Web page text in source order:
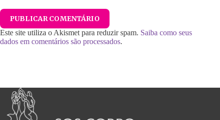
PUBLICAR COMENTÁRIO
Este site utiliza o Akismet para reduzir spam. Saiba como seus
dados em comentários são processados.